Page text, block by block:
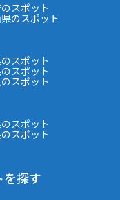
スポット
のスポット
スポット
スポット
スポット
スポット
スポット
探す